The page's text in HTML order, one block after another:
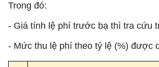
Trong đó:
- Giá tính lệ phí trước bạ thì tra cứu
- Mức thu lệ phí theo tỷ lệ (%) được